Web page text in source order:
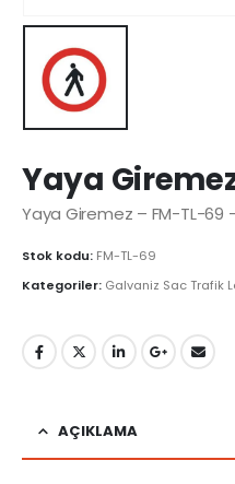
Yaya
Yaya Giremez – FM-TL-69
Stok kodu: FM-TL-69
Kategoriler: Galvaniz Sac Trafik
AÇIKLAMA